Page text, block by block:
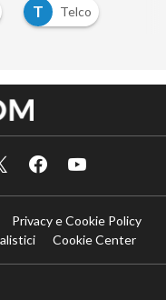
T Telco
Privacy e Cookie Policy
Cookie Center